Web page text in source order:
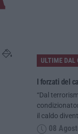
ULTIME DAL
I forzati del
“Dal
il caldo
08